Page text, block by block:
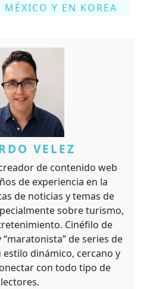
MÉXICO Y EN KOREA
VELEZ
de contenido web
de experiencia en la
de noticias y temas de
sobre turismo,
Cinéfilo de
de series de
estilo dinámico, cercano y
con todo tipo de
lectores.